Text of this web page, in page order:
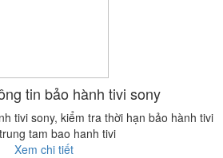
tin bảo hành tivi sony
tivi sony, kiểm tra thời hạn bảo hành tivi
tam bao hanh tivi
Xem chi tiết